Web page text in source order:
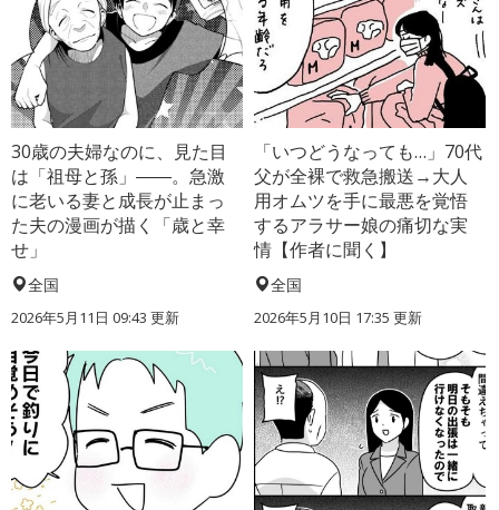
30歳の夫婦なのに、見た目
は「祖母と孫」――。急激
に老いる妻と成長が止まっ
た夫の漫画が描く「歳と幸
せ」
全国
2026年5月11日 09:43 更新
「いつどうなっても…」70代
父が全裸で救急搬送→大人
用オムツを手に最悪を覚悟
するアラサー娘の痛切な実
情【作者に聞く】
全国
2026年5月10日 17:35 更新